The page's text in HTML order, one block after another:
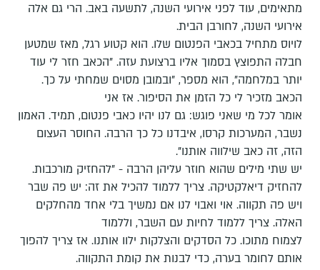
מתאימים, עוד לפני אירועי השנה, לתשעה באב. הרי גם אלה
אירועי השנה, לחורבן הבית.
לויוס מתחיל בכאבי הפנטום שלו. הוא קטוע רגל, מאז שמטען
חבלה התפוצץ בסמוך אליו ברצועת עזה. "הכאב חזר לי עוד
יותר במלחמה", הוא מספר, "ובמובן מסוים שמחתי על כך.
הכאב מזכיר לי כל הזמן את הסיפור. אז אני
אומר לכל מי שאני פוגש: גם לנו יהיו כאבי פנטום, תמיד. האמון
נשבר, המערכות קרסו, איבדנו כל כך הרבה. החוסר העצום
הזה, זה כאב שילווה אותנו".
יש שתי מילים שהוא חוזר עליהן הרבה - "להחזיק מורכבות.
להחזיק דיאלקטיקה. צריך ללמוד להכיל את זה: יש פה שבר
ויש פה תקווה. אוי ואבוי לנו אם נמשיך בלי אחד מהחלקים
האלה. צריך ללמוד לחיות עם השבר, וללמוד
לצמוח מתוכו. כל הסדקים והצלקות ילוו אותנו. אז צריך להפוך
אותם לחומר בערה, כדי לבנות את קומת התקווה.